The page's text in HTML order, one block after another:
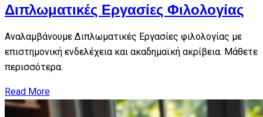
Διπλωματικές Εργασίες Φιλολογίας
Αναλαμβάνουμε Διπλωματικές Εργασίες φιλολογίας με
επιστημονική ενδελέχεια και ακαδημαϊκή ακρίβεια. Μάθετε
περισσότερα.
Read More